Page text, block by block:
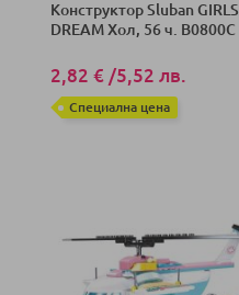
Конструктор Sluban GIRLS
DREAM Хол, 56 ч. B0800C
2,82 €/5,52 лв.
Специална цена